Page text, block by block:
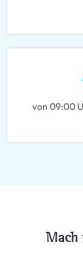
von 09:00
Mach